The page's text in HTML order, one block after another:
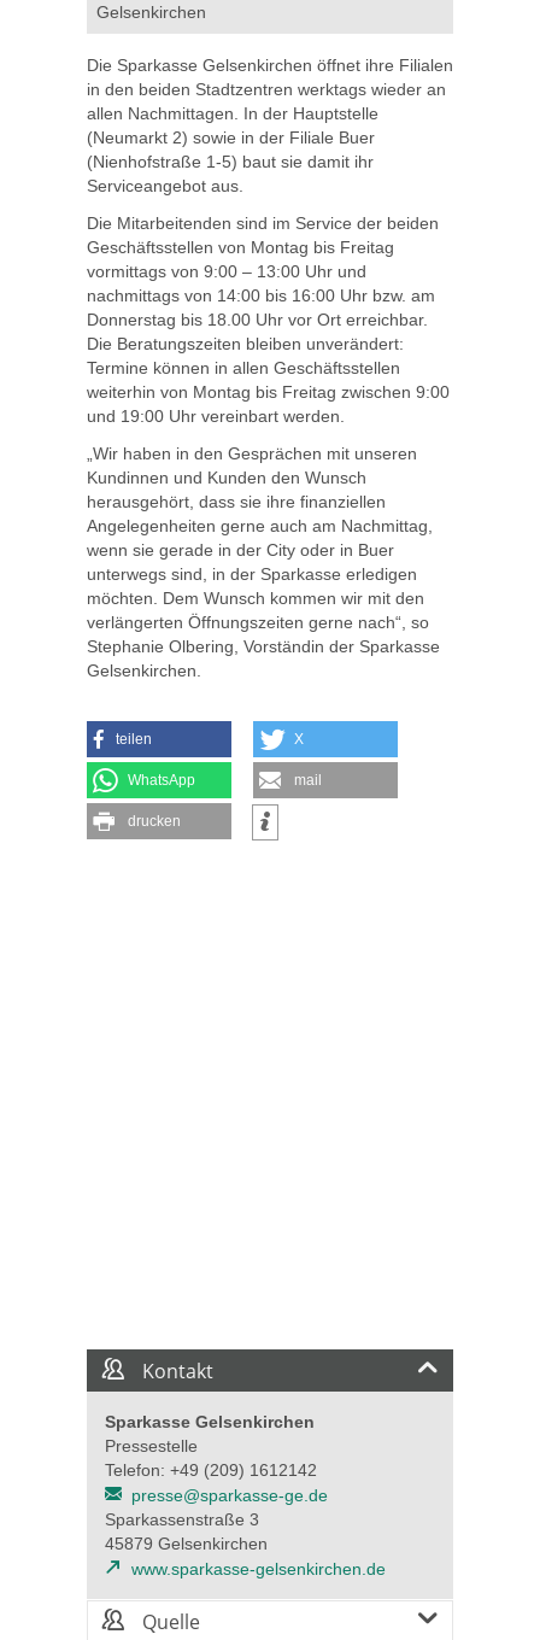
Gelsenkirchen
Die Sparkasse Gelsenkirchen öffnet ihre Filialen
in den beiden Stadtzentren werktags wieder an
allen Nachmittagen. In der Hauptstelle
(Neumarkt 2) sowie in der Filiale Buer
(Nienhofstraße 1-5) baut sie damit ihr
Serviceangebot aus.
Die Mitarbeitenden sind im Service der beiden
Geschäftsstellen von Montag bis Freitag
vormittags von 9:00 – 13:00 Uhr und
nachmittags von 14:00 bis 16:00 Uhr bzw. am
Donnerstag bis 18.00 Uhr vor Ort erreichbar.
Die Beratungszeiten bleiben unverändert:
Termine können in allen Geschäftsstellen
weiterhin von Montag bis Freitag zwischen 9:00
und 19:00 Uhr vereinbart werden.
„Wir haben in den Gesprächen mit unseren
Kundinnen und Kunden den Wunsch
herausgehört, dass sie ihre finanziellen
Angelegenheiten gerne auch am Nachmittag,
wenn sie gerade in der City oder in Buer
unterwegs sind, in der Sparkasse erledigen
möchten. Dem Wunsch kommen wir mit den
verlängerten Öffnungszeiten gerne nach“, so
Stephanie Olbering, Vorständin der Sparkasse
Gelsenkirchen.
teilen X
WhatsApp mail
drucken
Kontakt
Sparkasse Gelsenkirchen
Pressestelle
Telefon: +49 (209) 1612142
presse@sparkasse-ge.de
Sparkassenstraße 3
45879 Gelsenkirchen
www.sparkasse-gelsenkirchen.de
Quelle